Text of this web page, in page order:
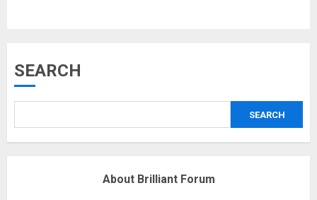
SEARCH
SEARCH
About Brilliant Forum
Why are QAnon believers